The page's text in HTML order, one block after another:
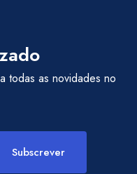
todas as novidades no
Subscrever